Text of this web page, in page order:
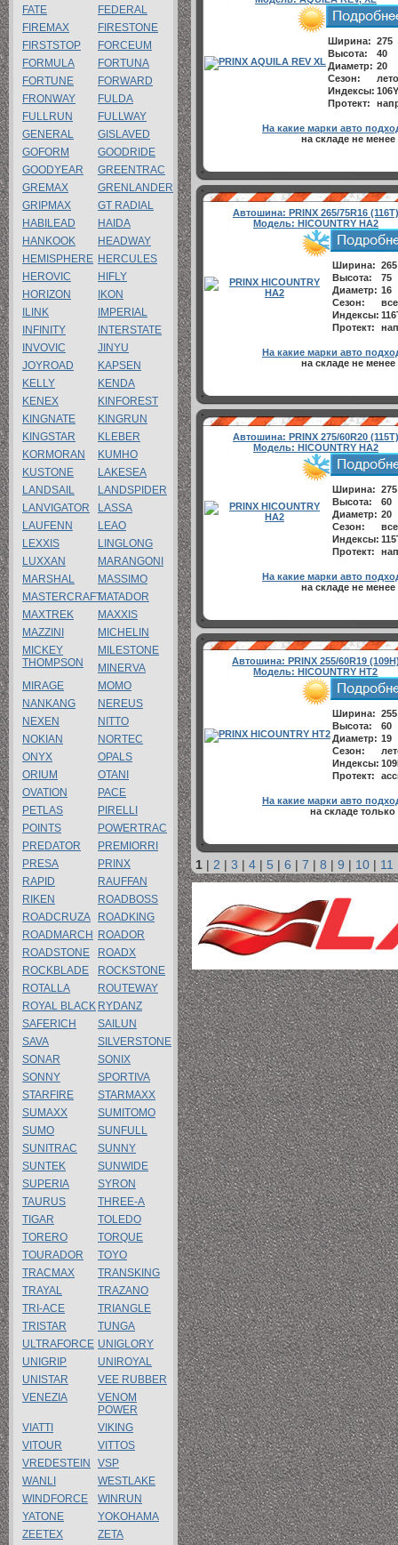
Ширина: 275
Высота:
40
Диаметр: 20
Сезон:
лето
Индексы: 106Y
Протект:
На какие марки авто
на складе не менее
Автошина: PRINX 265/75R16 (116T)
Модель: HICOUNTRY HA2
Ширина: 265
Высота:
75
Диаметр: 16
Сезон:
Индексы:
Протект:
На какие марки авто
на складе не менее
Автошина: PRINX 275/60R20 (115T)
Модель: HICOUNTRY HA2
Ширина: 275
Высота:
60
Диаметр: 20
Сезон:
Индексы:
Протект:
На какие марки авто
на складе не менее
Автошина: PRINX 255/60R19
Модель:HICOUNTRY HT2
Ширина: 255
Высота:
60
Диаметр: 19
Сезон:
Индексы:
Протект:
На какие марки авто
на складе только
1 | 2 | 3 | 4 | 5 | 6 | 7 | 8 | 9 | 10 | 11
FATE
FEDERAL
FIREMAX
FIRESTONE
FIRSTSTOP
FORCEUM
FORMULA
FORTUNA
FORTUNE
FORWARD
FRONWAY
FULDA
FULLRUN
FULLWAY
GENERAL
GISLAVED
GOFORM
GOODRIDE
GOODYEAR
GREENTRAC
GREMAX
GRENLANDER
GRIPMAX
GT RADIAL
HABILEAD
HAIDA
HANKOOK
HEADWAY
HEMISPHERE HERCULES
HEROVIC
HIFLY
HORIZON
IKON
ILINK
IMPERIAL
INFINITY
INTERSTATE
INVOVIC
JINYU
JOYROAD
KAPSEN
KELLY
KENDA
KENEX
KINFOREST
KINGNATE
KINGRUN
KINGSTAR
KLEBER
KORMORAN
KUMHO
KUSTONE
LAKESEA
LANDSAIL
LANDSPIDER
LANVIGATOR
LASSA
LAUFENN
LEAO
LEXXIS
LINGLONG
LUXXAN
MARANGONI
MARSHAL
MASSIMO
MASTERCRAFTMATADOR
MAXTREK
MAXXIS
MAZZINI
MICHELIN
MICKEY
THOMPSON
MILESTONE
MINERVA
MIRAGE
MOMO
NANKANG
NEREUS
NEXEN
NITTO
NOKIAN
NORTEC
ONYX
OPALS
ORIUM
OTANI
OVATION
PACE
PETLAS
PIRELLI
POINTS
POWERTRAC
PREDATOR
PREMIORRI
PRESA
PRINX
RAPID
RAUFFAN
RIKEN
ROADBOSS
ROADCRUZA
ROADKING
ROADMARCH
ROADOR
ROADSTONE
ROADX
ROCKBLADE
ROCKSTONE
ROTALLA
ROUTEWAY
ROYAL BLACK RYDANZ
SAFERICH
SAILUN
SAVA
SILVERSTONE
SONAR
SONIX
SONNY
SPORTIVA
STARFIRE
STARMAXX
SUMAXX
SUMITOMO
SUMO
SUNFULL
SUNITRAC
SUNNY
SUNTEK
SUNWIDE
SUPERIA
SYRON
TAURUS
THREE-A
TIGAR
TOLEDO
TORERO
TORQUE
TOURADOR
TOYO
TRACMAX
TRANSKING
TRAYAL
TRAZANO
TRI-ACE
TRIANGLE
TRISTAR
TUNGA
ULTRAFORCE UNIGLORY
UNIGRIP
UNIROYAL
UNISTAR
VEE RUBBER
VENEZIA
VENOM
POWER
VIATTI
VIKING
VITOUR
VITTOS
VREDESTEIN
VSP
WANLI
WESTLAKE
WINDFORCE
WINRUN
YATONE
YOKOHAMA
ZEETEX
ZETA